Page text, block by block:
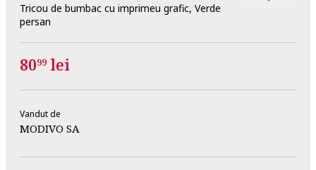
Tricou de bumbac cu imprimeu grafic, Verde
persan
8099 lei
Vandut de
MODIVO SA